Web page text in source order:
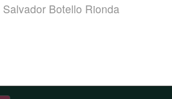
Salvador Botello Rionda